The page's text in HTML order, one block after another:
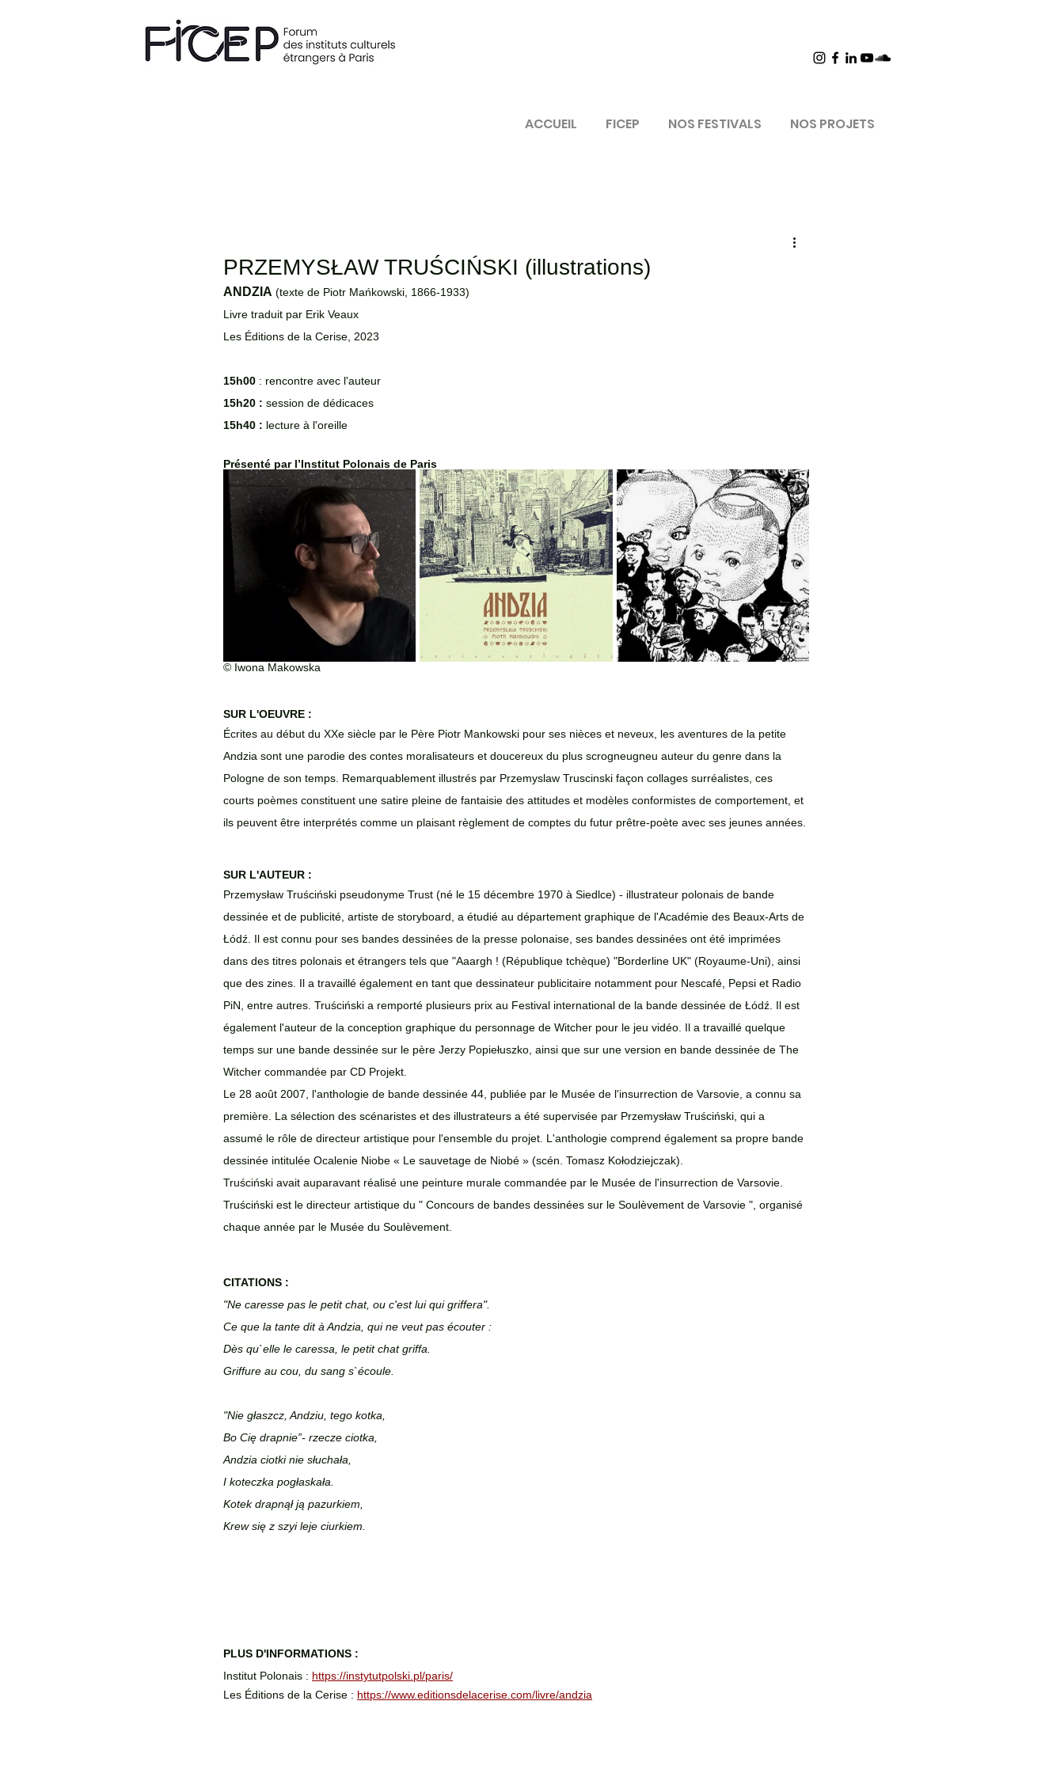
ACCUEIL FICEP NOS FESTIVALS NOS PROJETS
PRZEMYSŁAW TRUŚCIŃSKI (illustrations)
ANDZIA (texte de Piotr Mańkowski, 1866-1933)
Livre traduit par Erik Veaux
Les Éditions de la Cerise, 2023
15h00 : rencontre avec l'auteur
15h20 : session de dédicaces
15h40 : lecture à l'oreille
Présenté par l’Institut Polonais de Paris
© Iwona Makowska
SUR L'OEUVRE :
Écrites au début du XXe siècle par le Père Piotr Mankowski pour ses nièces et neveux, les aventures de la petite
Andzia sont une parodie des contes moralisateurs et doucereux du plus scrogneugneu auteur du genre dans la
Pologne de son temps. Remarquablement illustrés par Przemyslaw Truscinski façon collages surréalistes, ces
courts poèmes constituent une satire pleine de fantaisie des attitudes et modèles conformistes de comportement, et
ils peuvent être interprétés comme un plaisant règlement de comptes du futur prêtre-poète avec ses jeunes années.
SUR L'AUTEUR :
Przemysław Truściński pseudonyme Trust (né le 15 décembre 1970 à Siedlce) - illustrateur polonais de bande
dessinée et de publicité, artiste de storyboard, a étudié au département graphique de l'Académie des Beaux-Arts de
Łódź. Il est connu pour ses bandes dessinées de la presse polonaise, ses bandes dessinées ont été imprimées
dans des titres polonais et étrangers tels que "Aaargh ! (République tchèque) "Borderline UK" (Royaume-Uni), ainsi
que des zines. Il a travaillé également en tant que dessinateur publicitaire notamment pour Nescafé, Pepsi et Radio
PiN, entre autres. Truściński a remporté plusieurs prix au Festival international de la bande dessinée de Łódź. Il est
également l'auteur de la conception graphique du personnage de Witcher pour le jeu vidéo. Il a travaillé quelque
temps sur une bande dessinée sur le père Jerzy Popiełuszko, ainsi que sur une version en bande dessinée de The
Witcher commandée par CD Projekt.
Le 28 août 2007, l'anthologie de bande dessinée 44, publiée par le Musée de l'insurrection de Varsovie, a connu sa
première. La sélection des scénaristes et des illustrateurs a été supervisée par Przemysław Truściński, qui a
assumé le rôle de directeur artistique pour l'ensemble du projet. L'anthologie comprend également sa propre bande
dessinée intitulée Ocalenie Niobe « Le sauvetage de Niobé » (scén. Tomasz Kołodziejczak).
Truściński avait auparavant réalisé une peinture murale commandée par le Musée de l'insurrection de Varsovie.
Truściński est le directeur artistique du " Concours de bandes dessinées sur le Soulèvement de Varsovie ", organisé
chaque année par le Musée du Soulèvement.
CITATIONS :
"Ne caresse pas le petit chat, ou c'est lui qui griffera".
Ce que la tante dit à Andzia, qui ne veut pas écouter :
Dès qu`elle le caressa, le petit chat griffa.
Griffure au cou, du sang s`écoule.
"Nie głaszcz, Andziu, tego kotka,
Bo Cię drapnie”- rzecze ciotka,
Andzia ciotki nie słuchała,
I koteczka pogłaskała.
Kotek drapnął ją pazurkiem,
Krew się z szyi leje ciurkiem.
PLUS D'INFORMATIONS :
Institut Polonais : https://instytutpolski.pl/paris/
Les Éditions de la Cerise : https://www.editionsdelacerise.com/livre/andzia